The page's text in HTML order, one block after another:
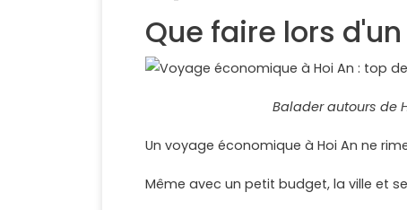
Que faire lors
Balader autours de
Un voyage économique à Hoi An ne
Même avec un petit budget, la ville et